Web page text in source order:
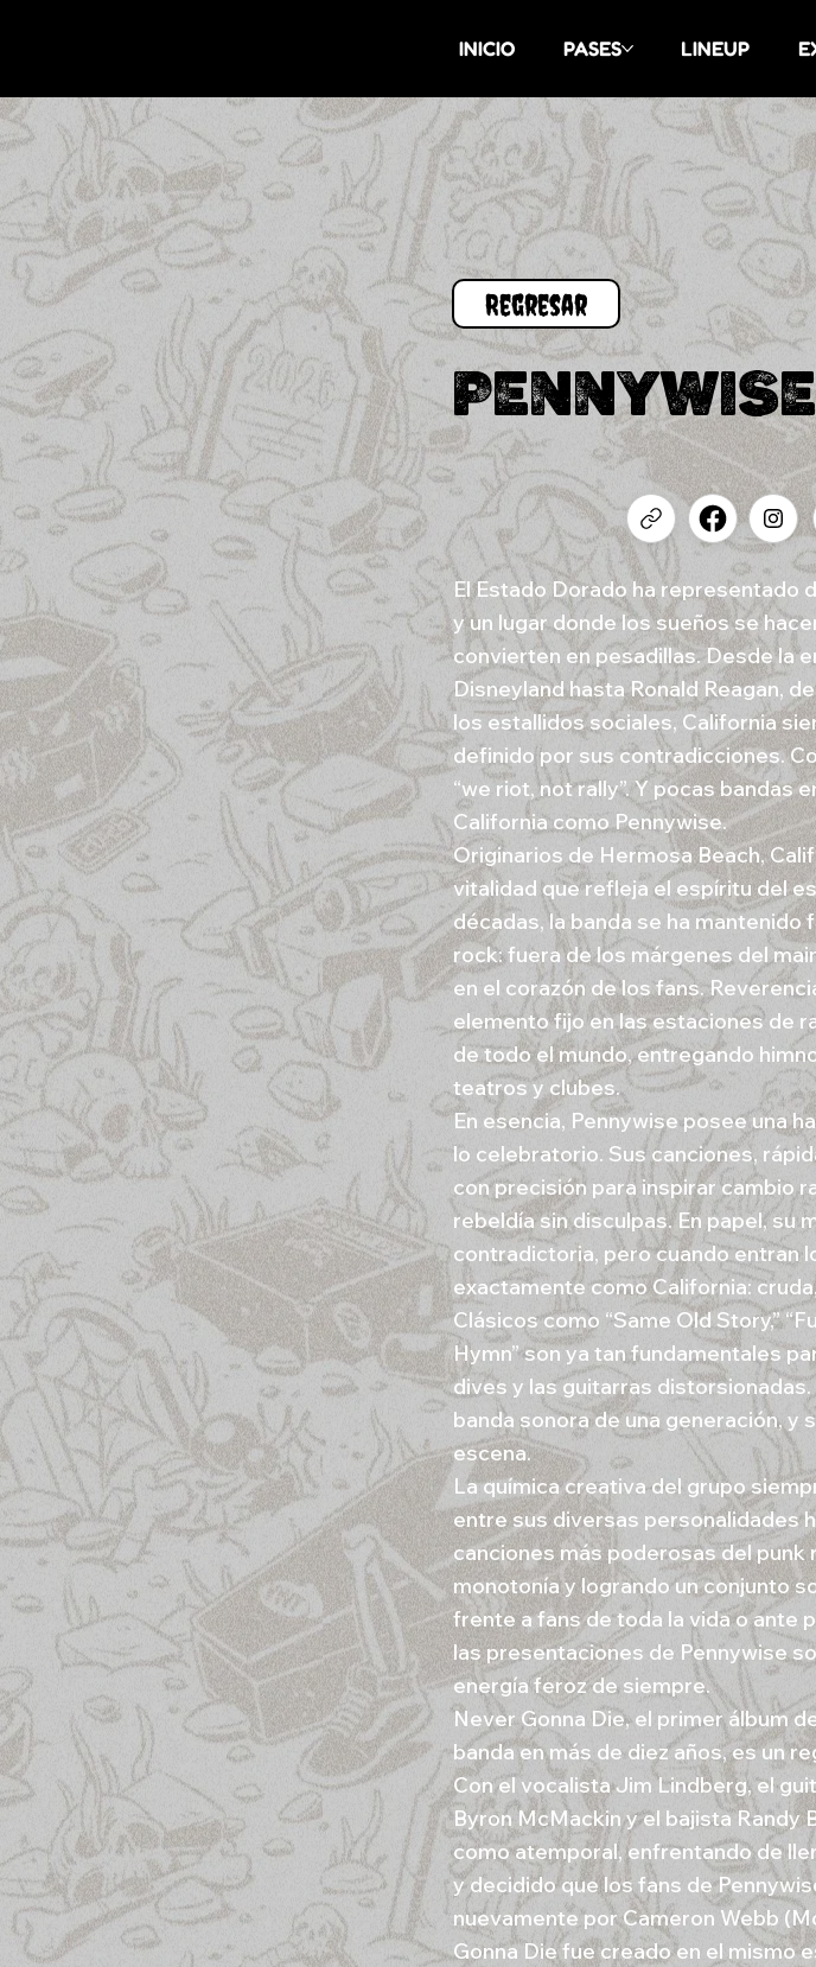
INICIO PASES LINEUP
PENNYWISE
El Estado Dorado ha representado
y un lugar donde los sueños se
convierten en pesadillas. Desde la
Disneyland hasta Ronald Reagan,
los estallidos sociales, California
definido por sus contradicciones.
“we riot, not rally”. Y pocas bandas
California como Pennywise.
Originarios de Hermosa Beach,
vitalidad que refleja el espíritu del
décadas, la banda se ha mantenido
rock: fuera de los márgenes del
en el corazón de los fans.
elemento fijo en las estaciones de
de todo el mundo, entregando
teatros y clubes.
En esencia, Pennywise posee una
lo celebratorio. Sus canciones,
con precisión para inspirar cambio
rebeldía sin disculpas. En papel, su
contradictoria, pero cuando entran
exactamente como California:
Clásicos como “Same Old Story,”
Hymn” son ya tan fundamentales
dives y las guitarras
banda sonora de una generación, y
escena.
La química creativa del grupo
entre sus diversas personalidades
canciones más poderosas del
monotonía y logrando un conjunto
frente a fans de toda la vida o ante
las presentaciones de Pennywise
energía feroz de siempre.
Never Gonna Die, el primer álbum
banda en más de diez años, es un
Con el vocalista Jim Lindberg, el
Byron McMackin y el bajista Randy
como atemporal, enfrentando de
y decidido que los fans de
nuevamente por Cameron Webb
Gonna Die fue creado en el mismo